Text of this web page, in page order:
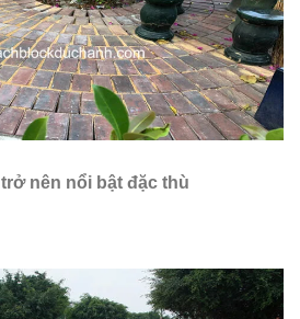
nên nổi bật đặc thù